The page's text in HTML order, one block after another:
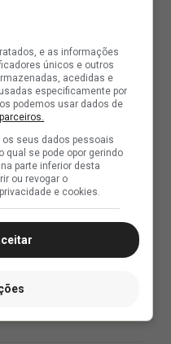
e as informações
únicos e outros
acedidas e
especificamente por
podemos usar dados de
seus dados pessoais
qual se pode opor gerindo
parte inferior desta
ou revogar o
e cookies.